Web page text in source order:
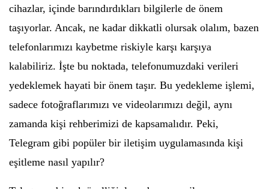
cihazlar, içinde barındırdıkları bilgilerle de önem
taşıyorlar. Ancak, ne kadar dikkatli olursak olalım, bazen
telefonlarımızı kaybetme riskiyle karşı karşıya
kalabiliriz. İşte bu noktada, telefonumuzdaki verileri
yedeklemek hayati bir önem taşır. Bu yedekleme işlemi,
sadece fotoğraflarımızı ve videolarımızı değil, aynı
zamanda kişi rehberimizi de kapsamalıdır. Peki,
Telegram gibi popüler bir iletişim uygulamasında kişi
eşitleme nasıl yapılır?